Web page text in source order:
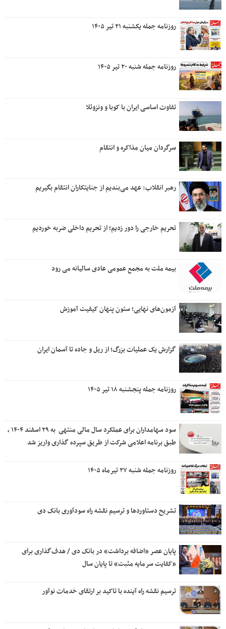
روزنامه جمله یکشنبه ۲۱ تیر ۱۴۰۵
روزنامه جمله شنبه ۲۰ تیر ۱۴۰۵
تفاوت اساسی ایران با کوبا و ونزوئلا
سرگردان میان مذاکره و انتقام
رهبر انقلاب: عهد می‌بندیم از جنایتکاران انتقام بگیریم
تحریم خارجی را دور زدیم؛ از تحریم داخلی ضربه خوردیم
بیمه ملت به مجمع عمومی عادی سالیانه می رود
آزمون‌های نهایی؛ ستون پنهان کیفیت آموزش
گزارش یک عملیات بزرگ؛ از ریل و جاده تا آسمان ایران
روزنامه جمله پنجشنبه ۱۸ تیر ۱۴۰۵
سود سهامداران برای عملکرد سال مالی منتهی ‌ به ۲۹ اسفند ۱۴۰۴ ،
طبق برنامه اعلامی شرکت از طریق سپرده گذاری واریز شد
روزنامه جمله شنبه ۲۷ تیرماه ۱۴۰۵
تشریح دستاوردها و ترسیم نقشه راه سودآوری بانک دی
پایان عصر «اضافه برداشت» در بانک دی / هدف‌گذاری برای
«کفایت سرمایه مثبت» تا پایان سال
ترسیم نقشه راه آینده با تاکید بر ارتقای خدمات نوآور